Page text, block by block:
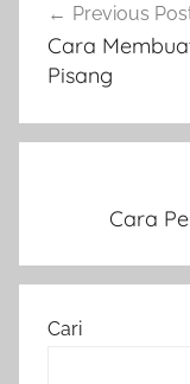
pos
Previous
Cara
Pisang
Cara
Cari